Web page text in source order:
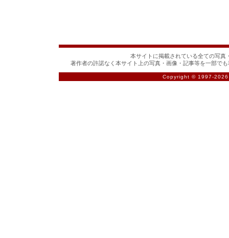
本サイトに掲載されている全ての写真
著作者の許諾なく本サイト上の写真・画像・記事等を一部で
Copyright © 1997-